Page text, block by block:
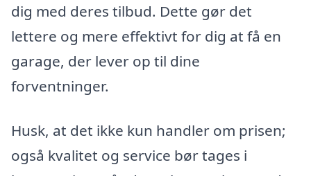
dig med deres tilbud. Dette gør det
lettere og mere effektivt for dig at få en
garage, der lever op til dine
forventninger.
Husk, at det ikke kun handler om prisen;
også kvalitet og service bør tages i